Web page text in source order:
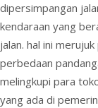
r
i
e
n
d
dipersimpangan
kendaraan yang
jalan. hal ini
perbedaan
melingkupi para
yang ada di